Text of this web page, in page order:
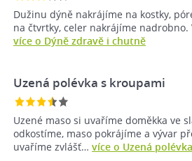
Dužinu dýně nakrájíme na kostky,
na čtvrtky, celer nakrájíme nadrobno.
více o Dýně zdravě i chutně
Uzená polévka s kroupami
Uzené maso si uvaříme doměkka ve
odkostíme, maso pokrájíme a vývar
uvaříme zvlášť… více o Uzená